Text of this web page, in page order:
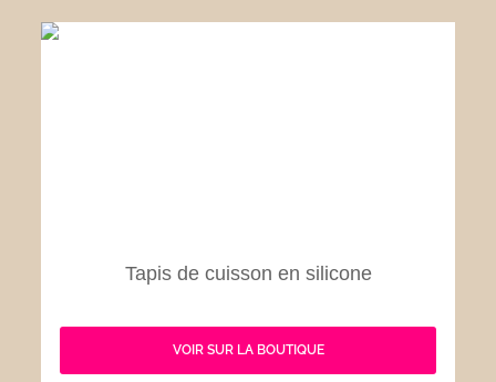
Tapis de cuisson en silicone
VOIR SUR LA BOUTIQUE